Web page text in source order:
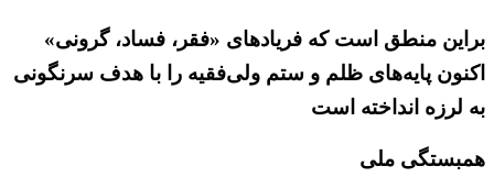
براین منطق است که فریادهای «فقر، فساد، گرونی»
اکنون پایه‌های ظلم و ستم ولی‌فقیه را با هدف سرنگونی
به لرزه انداخته است
همبستگی ملی